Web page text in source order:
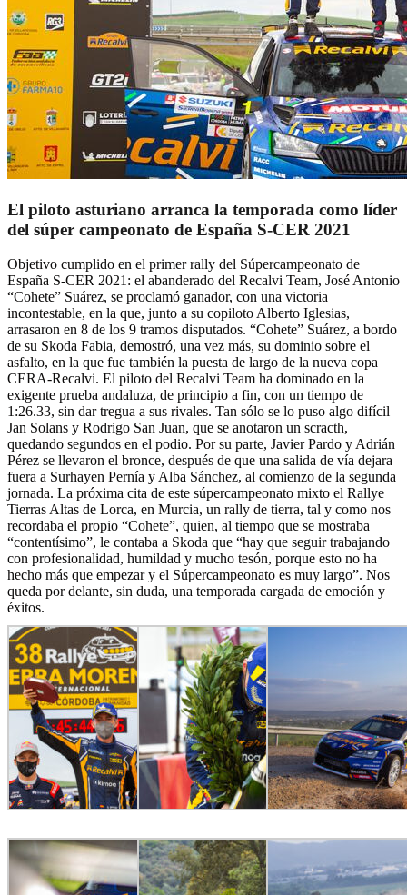
El piloto asturiano arranca la temporada como líder
del súper campeonato de España S-CER 2021
Objetivo cumplido en el primer rally del Súpercampeonato de
España S-CER 2021: el abanderado del Recalvi Team, José Antonio
“Cohete” Suárez, se proclamó ganador, con una victoria
incontestable, en la que, junto a su copiloto Alberto Iglesias,
arrasaron en 8 de los 9 tramos disputados. “Cohete” Suárez, a bordo
de su Skoda Fabia, demostró, una vez más, su dominio sobre el
asfalto, en la que fue también la puesta de largo de la nueva copa
CERA-Recalvi. El piloto del Recalvi Team ha dominado en la
exigente prueba andaluza, de principio a fin, con un tiempo de
1:26.33, sin dar tregua a sus rivales. Tan sólo se lo puso algo difícil
Jan Solans y Rodrigo San Juan, que se anotaron un scracth,
quedando segundos en el podio. Por su parte, Javier Pardo y Adrián
Pérez se llevaron el bronce, después de que una salida de vía dejara
fuera a Surhayen Pernía y Alba Sánchez, al comienzo de la segunda
jornada. La próxima cita de este súpercampeonato mixto el Rallye
Tierras Altas de Lorca, en Murcia, un rally de tierra, tal y como nos
recordaba el propio “Cohete”, quien, al tiempo que se mostraba
“contentísimo”, le contaba a Skoda que “hay que seguir trabajando
con profesionalidad, humildad y mucho tesón, porque esto no ha
hecho más que empezar y el Súpercampeonato es muy largo”. Nos
queda por delante, sin duda, una temporada cargada de emoción y
éxitos.